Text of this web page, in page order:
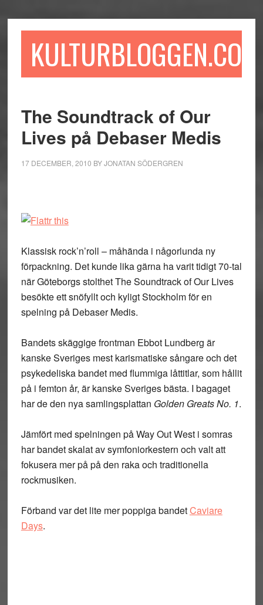
till
till
sidofältet
till
KULTURBLOGGEN.COM
The Soundtrack of Our
Lives på Debaser Medis
17 DECEMBER, 2010 BYJONATAN SÖDERGREN
Klassisk rock’n’roll – måhända i någorlunda ny
förpackning. Det kunde lika gärna ha varit tidigt 70-tal
när Göteborgs stolthet The Soundtrack of Our Lives
besökte ett snöfyllt och kyligt Stockholm för en
spelning på Debaser Medis.
Bandets skäggige frontman Ebbot Lundberg är
kanske Sveriges mest karismatiske sångare och det
psykedeliska bandet med flummiga låttitlar, som hållit
på i femton år, är kanske Sveriges bästa. I bagaget
har de den nya samlingsplattan Golden Greats No. 1.
Jämfört med spelningen på Way Out West i somras
har bandet skalat av symfoniorkestern och valt att
fokusera mer på på den raka och traditionella
rockmusiken.
Förband var det lite mer poppiga bandetCaviare
Days.